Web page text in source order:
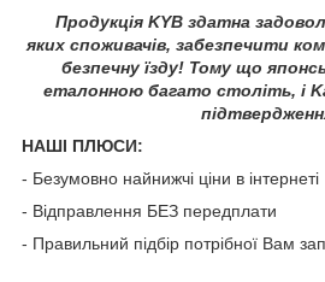
Продукція KYB здатна
яких споживачів, забезпечити
безпечну їзду! Тому що
еталонною багато століть, і
НАШІ ПЛЮСИ:
- Безумовно найнижчі ціни в інтернеті
- Відправлення БЕЗ передплати
- Правильний підбір потрібної Вам